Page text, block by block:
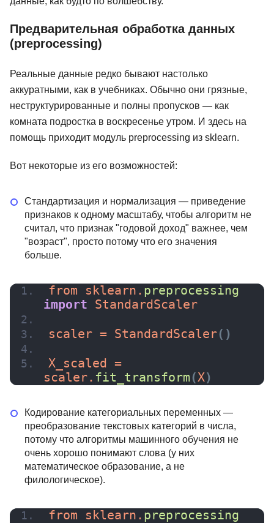
Предварительная обработка данных
(preprocessing)
Реальные данные редко бывают настолько
аккуратными, как в учебниках. Обычно они грязные,
неструктурированные и полны пропусков — как
комната подростка в воскресенье утром. И здесь на
помощь приходит модуль preprocessing из sklearn.
Вот некоторые из его возможностей:
Стандартизация и нормализация — приведение
признаков к одному масштабу, чтобы алгоритм не
считал, что признак "годовой доход" важнее, чем
"возраст", просто потому что его значения
больше.
from sklearn. preprocessing
import StandardScaler
scaler = StandardScaler( )
X_scaled =
scaler. fit_transform (X)
Кодирование категориальных переменных —
преобразование текстовых категорий в числа,
потому что алгоритмы машинного обучения не
очень хорошо понимают слова (у них
математическое образование, а не
филологическое).
from sklearn. preprocessing